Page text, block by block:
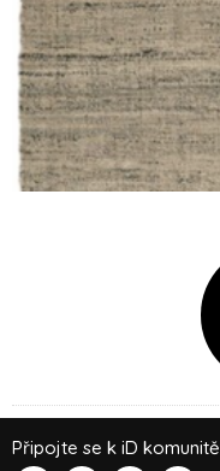
Připojte se k iD komunitě